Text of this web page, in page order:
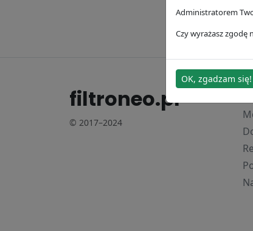
filtroneo.pl
© 2017–2024
Administratorem
Czy wyrażasz zgodę
OK, zgadzam się!